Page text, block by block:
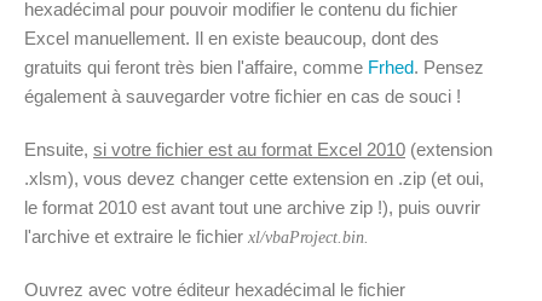
hexadécimal pour pouvoir modifier le contenu du fichier
Excel manuellement. Il en existe beaucoup, dont des
gratuits qui feront très bien l'affaire, comme Frhed. Pensez
également à sauvegarder votre fichier en cas de souci !
Ensuite, si votre fichier est au format Excel 2010 (extension
.xlsm), vous devez changer cette extension en .zip (et oui,
le format 2010 est avant tout une archive zip !), puis ouvrir
l'archive et extraire le fichier xl/vbaProject.bin.
Ouvrez avec votre éditeur hexadécimal le fichier